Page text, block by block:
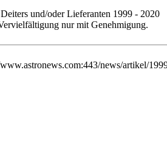
und/oder Lieferanten 1999 - 2020
nur mit Genehmigung.
news/artikel/